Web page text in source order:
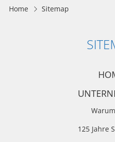
Home Sitemap
125 Jahre